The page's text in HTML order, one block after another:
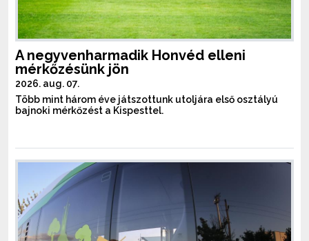
A negyvenharmadik Honvéd elleni
mérkőzésünk jön
2026. aug. 07.
Több mint három éve játszottunk utoljára első osztályú
bajnoki mérkőzést a Kispesttel.